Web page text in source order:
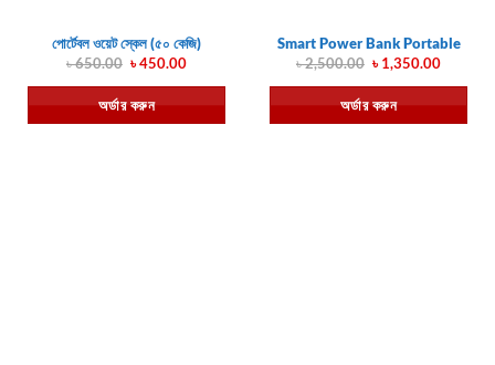
পোর্টেবল ওয়েট স্কেল (৫০ কেজি)
৳650.00 Original
was:
৳ 650.00.
৳450.00Current
is:
৳ 450.00.
অর্ডার করুন
Smart Power Bank Portable
৳2,500.00 Original
price
was:
৳ 2,500.00.
৳1,350.00Current
is:
৳
অর্ডার করুন